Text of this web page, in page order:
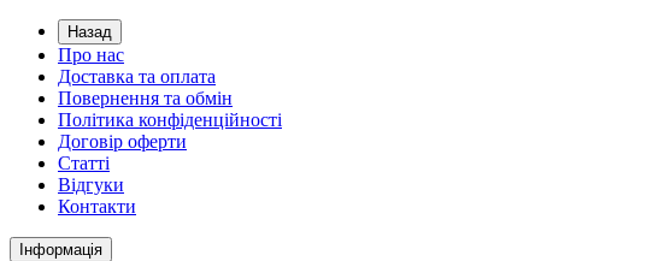
Назад
Про нас
Доставка та оплата
Повернення та обмін
Політика конфіденційності
Договір оферти
Статті
Відгуки
Контакти
Інформація